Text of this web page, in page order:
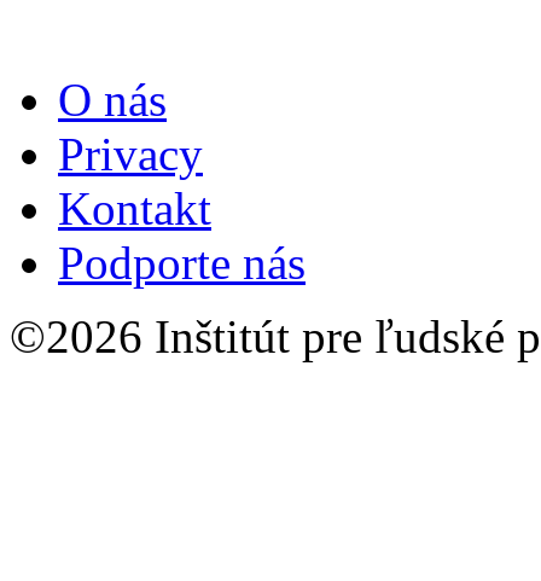
O nás
Privacy
Kontakt
Podporte nás
©2026 Inštitút pre ľudské